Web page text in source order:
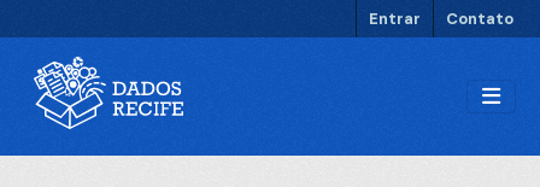
Entrar Contato